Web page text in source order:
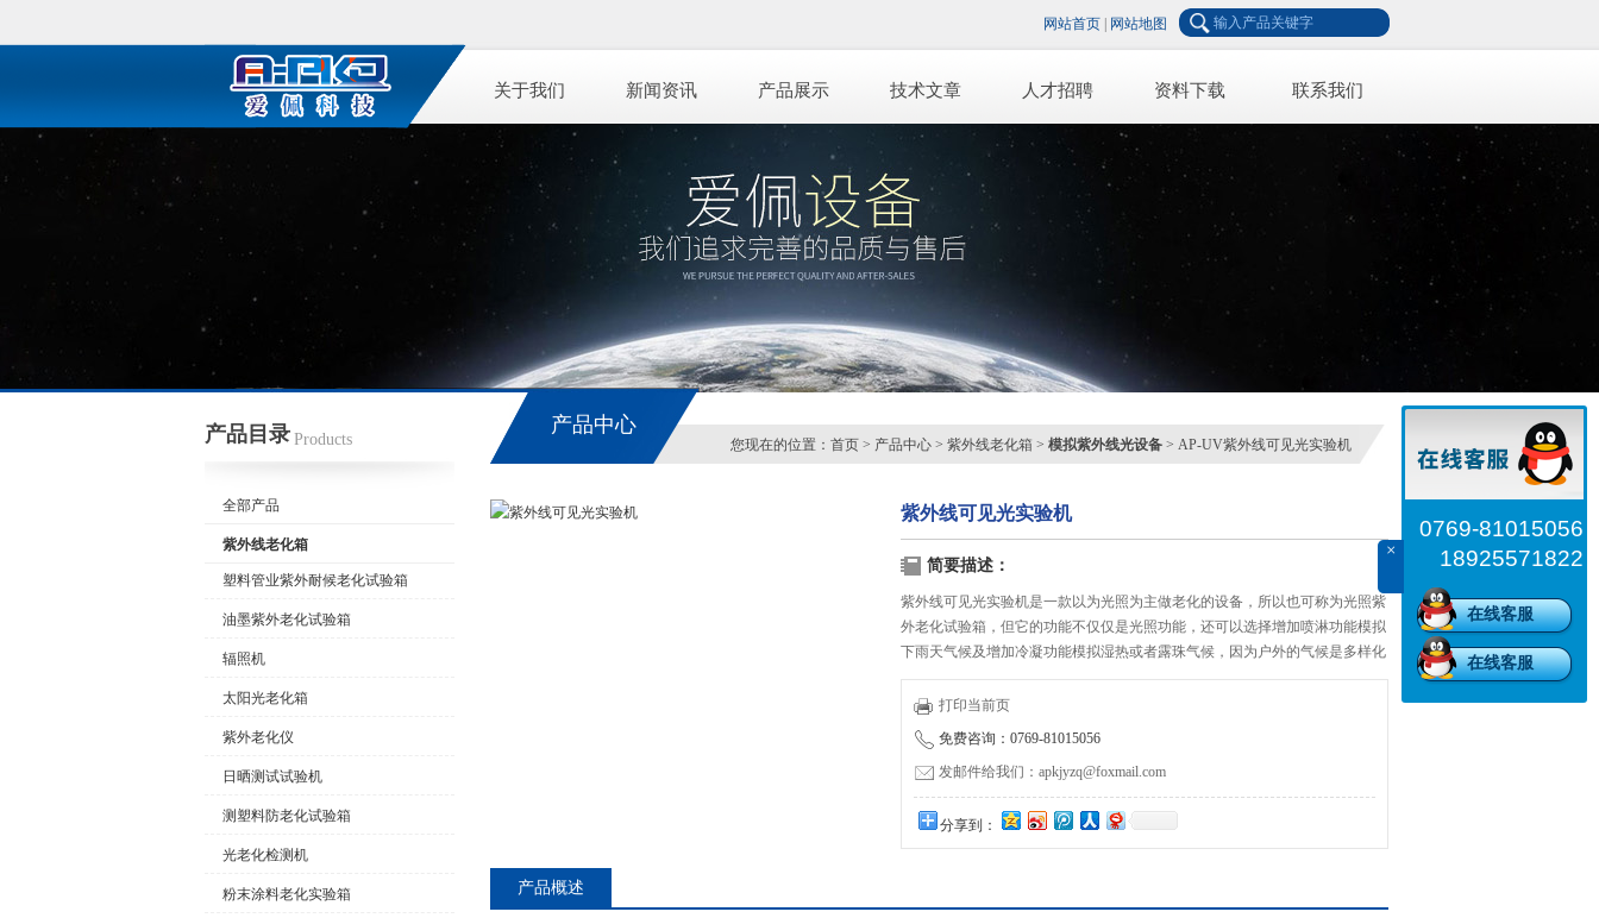
网站首页 网站地图
关于我们 新闻资讯 产品展示 技术文章 人才招聘 资料下载 联系我们
产品目录 Products
全部产品
紫外线老化箱
塑料管业紫外耐候老化试验箱
油墨紫外老化试验箱
辐照机
太阳光老化箱
紫外老化仪
日晒测试试验机
测塑料防老化试验箱
光老化检测机
粉末涂料老化实验箱
产品中心
您现在的位置： 首页 > 产品中心 > 紫外线老化箱 > 模拟紫外线光设备 > AP-UV紫外线可见光实验机
紫外线可见光实验机
简要描述：
紫外线可见光实验机是一款以为光照为主做老化的设备，所以也可称为光照紫
外老化试验箱，但它的功能不仅仅是光照功能，还可以选择增加喷淋功能模拟
下雨天气候及增加冷凝功能模拟湿热或者露珠气候，因为户外的气候是多样化
的，有时候出太阳有时候下午有时候潮湿，所以它也是一款可以模拟全面性气
候做老化的试验设备
打印当前页
免费咨询：0769-81015056
发邮件给我们：apkjyzq@foxmail.com
分享到：
产品概述
0769-81015056
18925571822
在线客服
在线客服
×